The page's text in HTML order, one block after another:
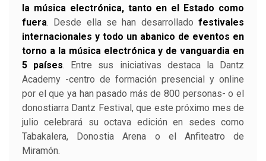
la música electrónica, tanto en el Estado como
fuera. Desde ella se han desarrollado festivales
internacionales y todo un abanico de eventos en
torno a la música electrónica y de vanguardia en
5 países. Entre sus iniciativas destaca la Dantz
Academy -centro de formación presencial y online
por el que ya han pasado más de 800 personas- o el
donostiarra Dantz Festival, que este próximo mes de
julio celebrará su octava edición en sedes como
Tabakalera, Donostia Arena o el Anfiteatro de
Miramón.